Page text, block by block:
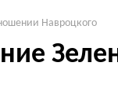
Навроцкого